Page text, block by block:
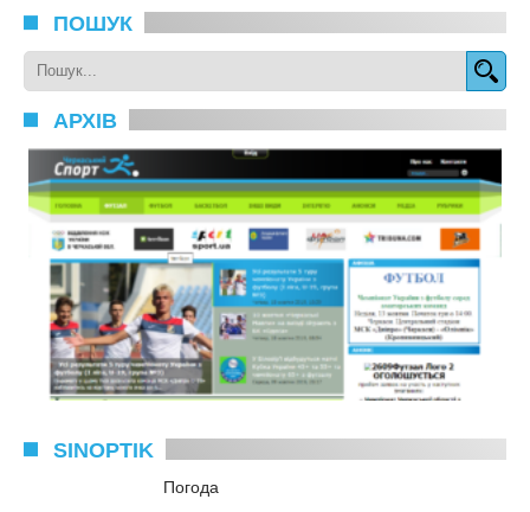
ПОШУК
АРХІВ
SINOPTIK
Погода